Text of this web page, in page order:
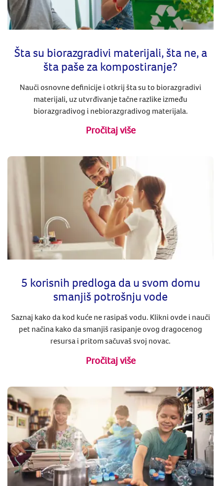
​​​Šta su biorazgradivi materijali, šta ne, a
šta paše za kompostiranje?
Nauči osnovne definicije i otkrij šta su to biorazgradivi
materijali, uz utvrđivanje tačne razlike između
biorazgradivog i nebiorazgradivog materijala.
Pročitaj više
5 korisnih predloga da u svom domu
smanjiš potrošnju vode
Saznaj kako da kod kuće ne rasipaš vodu. Klikni ovde i nauči
pet načina kako da smanjiš rasipanje ovog dragocenog
resursa i pritom sačuvaš svoj novac.
Pročitaj više